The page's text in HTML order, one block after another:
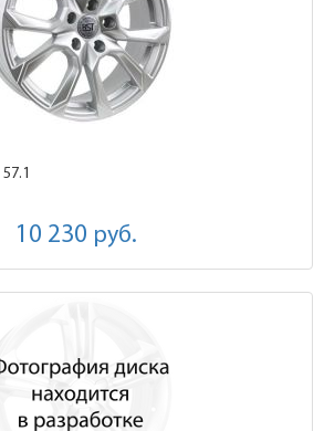
57.1
10 230 руб.